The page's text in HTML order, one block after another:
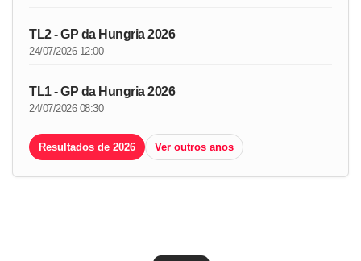
TL2 - GP da Hungria 2026
24/07/2026 12:00
TL1 - GP da Hungria 2026
24/07/2026 08:30
Resultados de 2026 Ver outros anos